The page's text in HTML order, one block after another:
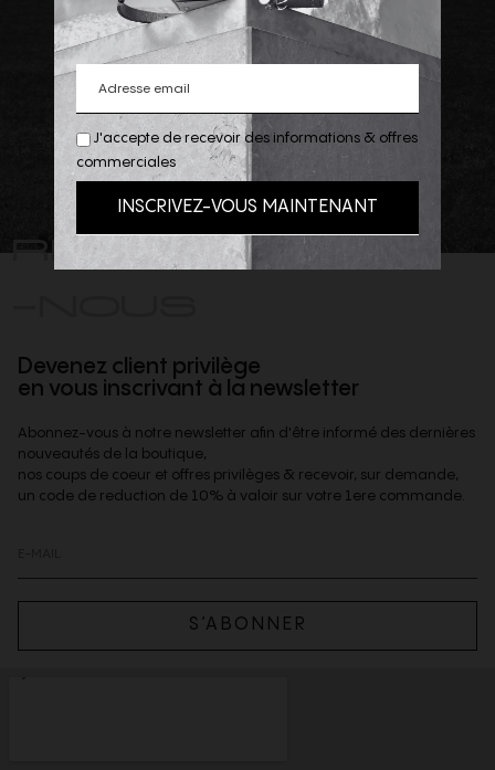
REJOIGNEZ
Devenez client privilège
en vous inscrivant à la newsletter
Abonnez-vous à notre newsletter afin d'être informé des dernières
nouveautés de la boutique,
nos coups de coeur et offres privilèges & recevoir, sur demande,
un code de reduction de 10% à valoir sur votre 1ere commande.
S’ABONNER
J'accepte de recevoir des informations & offres
commerciales